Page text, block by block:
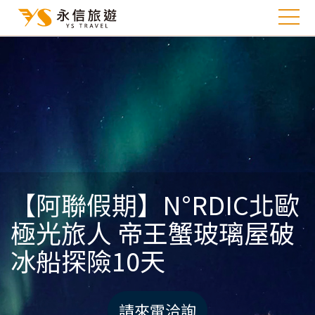
【阿聯假期】N°RDIC北歐
極光旅人 帝王蟹玻璃屋破
冰船探險10天
請來電洽詢